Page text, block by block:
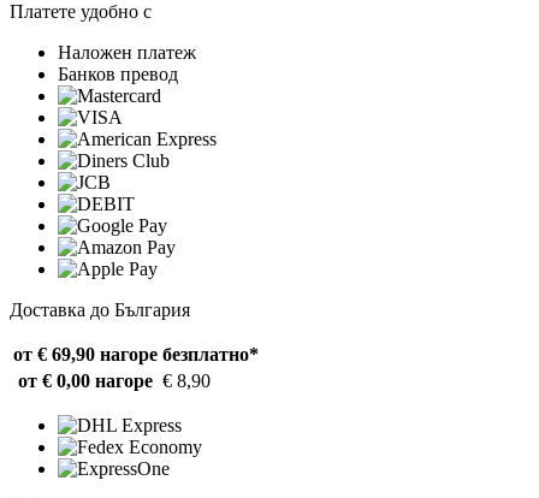
Платете удобно с
Наложен платеж
Банков превод
Доставка до България
от € 69,90 нагоре безплатно*
от € 0,00 нагоре € 8,90